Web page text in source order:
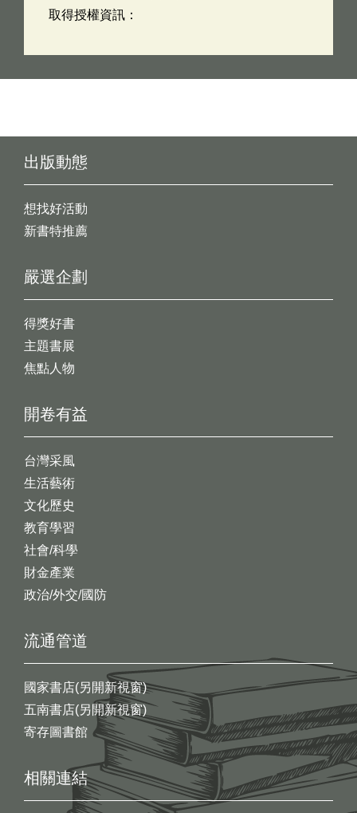
取得授權資訊：
出版動態
想找好活動
新書特推薦
開卷有益
台灣采風
生活藝術
文化歷史
教育學習
社會/科學
財金產業
政治/外交/國防
嚴選企劃
得獎好書
主題書展
焦點人物
流通管道
國家書店(另開新視窗)
五南書店(另開新視窗)
寄存圖書館
相關連結